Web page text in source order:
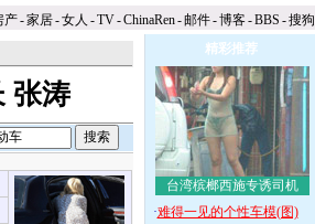
产-家居-女人 -TV-ChinaRen-邮件-博客-BBS -搜狗
张涛
精彩推荐
台湾槟榔西施专诱司机
·难得一见的个性车模(图)